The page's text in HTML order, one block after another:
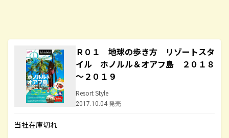
Ｒ０１ 地球の歩き方 リゾートスタ
イル ホノルル＆オアフ島 ２０１８
～２０１９
Resort Style
2017.10.04 発売
当社在庫切れ